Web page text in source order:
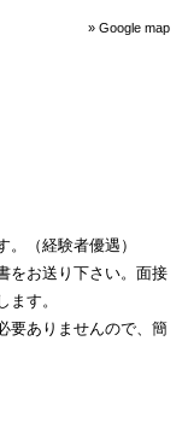
» Google map
（経験者優遇）
をお送り下さい。面接
す。
要ありませんので、簡